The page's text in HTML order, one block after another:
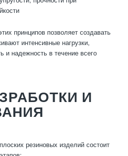
принципов позволяет создавать
интенсивные нагрузки,
и надежность в течение всего
И
резиновых изделий состоит